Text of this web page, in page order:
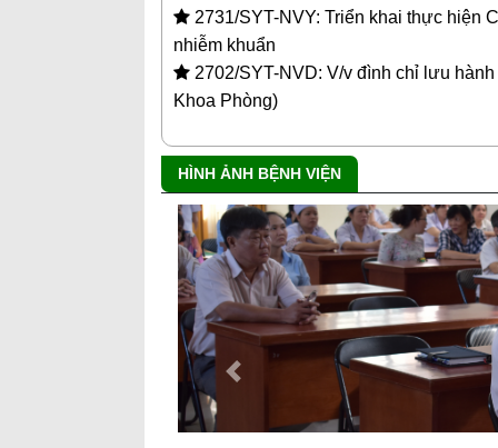
2731/SYT-NVY: Triển khai thực hiện
nhiễm khuẩn
2702/SYT-NVD: V/v đình chỉ lưu
Khoa Phòng)
HÌNH ẢNH BỆNH VIỆN
Previous